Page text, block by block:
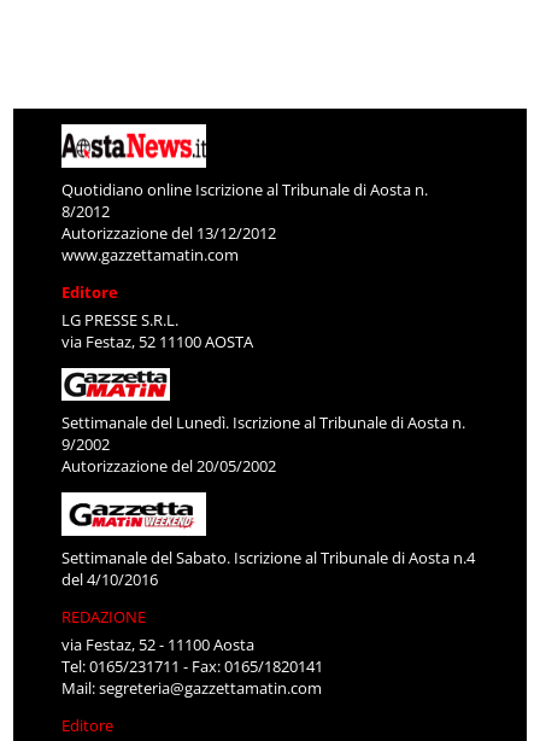
Quotidiano online Iscrizione al Tribunale di Aosta n.
8/2012
Autorizzazione del 13/12/2012
www.gazzettamatin.com
Editore
LG PRESSE S.R.L.
via Festaz, 52 11100 AOSTA
Settimanale del Lunedì. Iscrizione al Tribunale di Aosta n.
9/2002
Autorizzazione del 20/05/2002
Settimanale del Sabato. Iscrizione al Tribunale di Aosta n.4
del 4/10/2016
REDAZIONE
via Festaz, 52 - 11100 Aosta
Tel: 0165/231711 - Fax: 0165/1820141
Mail:segreteria@gazzettamatin.com
Editore